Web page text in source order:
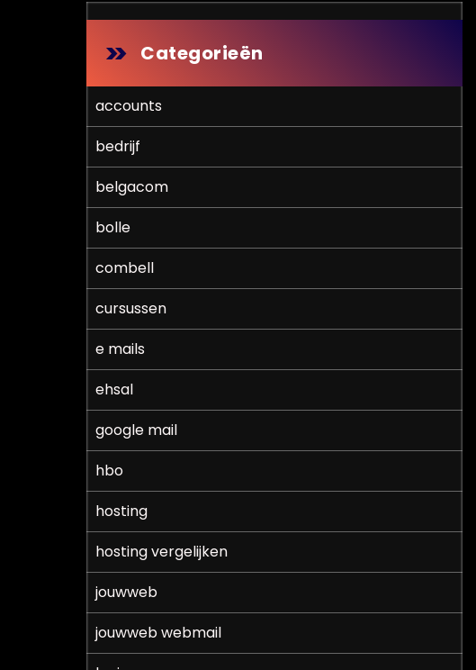
Categorieën
accounts
bedrijf
belgacom
bolle
combell
cursussen
e mails
ehsal
google mail
hbo
hosting
hosting vergelijken
jouwweb
jouwweb webmail